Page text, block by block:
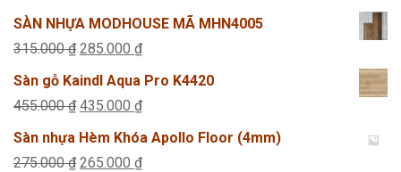
SÀN NHỰA MODHOUSE MÃ MHN4005
315.000₫ Giá
gốc
là:
285.000 ₫Giá
hiện
tại
285.000 ₫.
Sàn gỗ Kaindl Aqua Pro K4420
455.000₫ Giá
gốc
là:
435.000 ₫Giá
hiện
tại
Sàn nhựa Hèm Khóa Apollo Floor (4mm)
275.000₫ Giá
265.000 ₫Giá